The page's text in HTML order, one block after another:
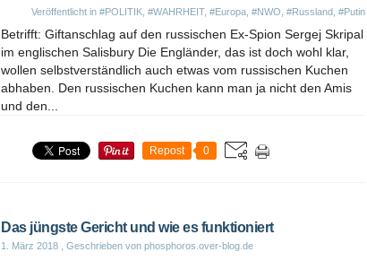
Veröffentlicht in #POLITIK #WAHRHEIT, #Europa #NWO #Russland #Putin
Betrifft: Giftanschlag auf den russischen Ex-Spion Sergej Skripal
im englischen Salisbury Die Engländer, das ist doch wohl klar,
wollen selbstverständlich auch etwas vom russischen Kuchen
abhaben. Den russischen Kuchen kann man ja nicht den Amis
und den...
Repost 0
Das jüngste Gericht und wie es funktioniert
1. März 2018 , Geschrieben von phosphoros.over-blog.de